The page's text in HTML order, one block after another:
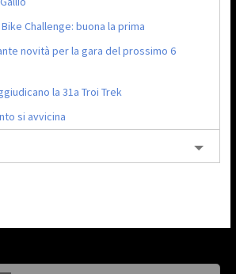
Challenge: buona la prima
novità per la gara del prossimo 6
la 31a Troi Trek
si avvicina